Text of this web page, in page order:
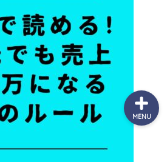
MENU
お問合せ